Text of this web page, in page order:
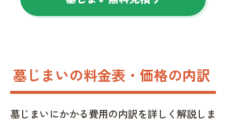
墓じまいの料金表・価格の内訳
墓じまいにかかる費用の内訳を詳しく解説しま